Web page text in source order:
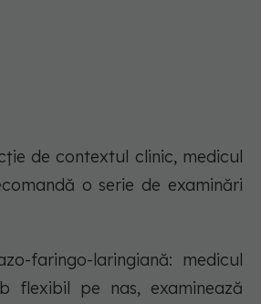
de contextul clinic, medicul
o serie de examinări
faringo-laringiană: medicul
flexibil pe nas, examinează